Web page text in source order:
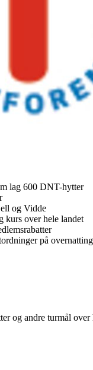
lag 600 DNT-hytter
og Vidde
kurs over hele landet
på
og andre turmål over